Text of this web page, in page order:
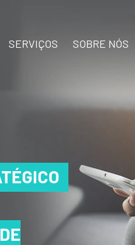
SERVIÇOS SOBRE NÓS